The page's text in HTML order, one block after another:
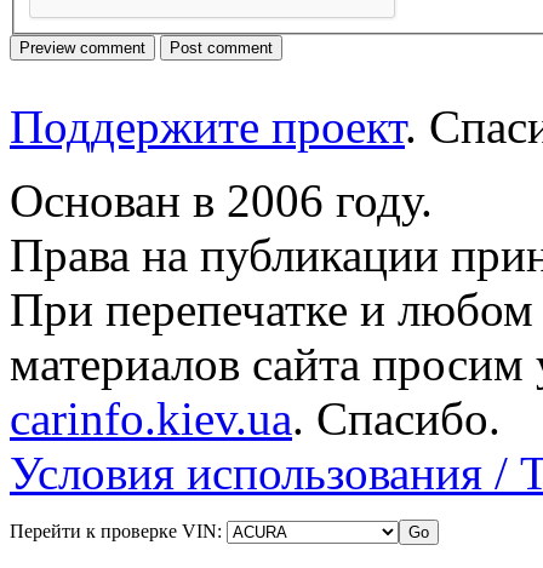
Поддержите проект.
Основан в 2006 году.
Права на публикации
При перепечатке и
материалов сайта просим
carinfo.kiev.ua. Спасибо.
Условия использования /
Перейти к проверке VIN: